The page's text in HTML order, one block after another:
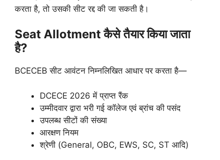
करता है, तो उसकी सीट रद्द की जा सकती है।
Seat Allotment कैसे तैयार किया जाता
है?
BCECEB सीट आवंटन निम्नलिखित आधार पर करता है—
DCECE 2026 में प्राप्त रैंक
उम्मीदवार द्वारा भरी गई कॉलेज एवं ब्रांच की पसंद
उपलब्ध सीटों की संख्या
आरक्षण नियम
श्रेणी (General, OBC, EWS, SC, ST आदि)